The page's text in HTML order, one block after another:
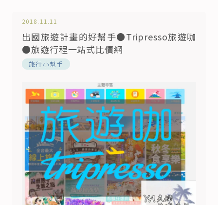
2018.11.11
出國旅遊計畫的好幫手●Tripresso旅遊咖
●旅遊行程一站式比價網
旅行小幫手